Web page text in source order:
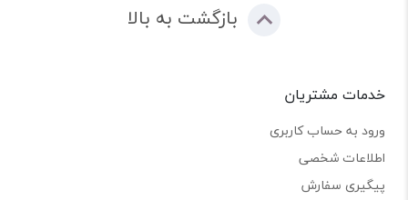
بازگشت به بالا
خدمات مشتریان
ورود به حساب کاربری
اطلاعات شخصی
پیگیری سفارش